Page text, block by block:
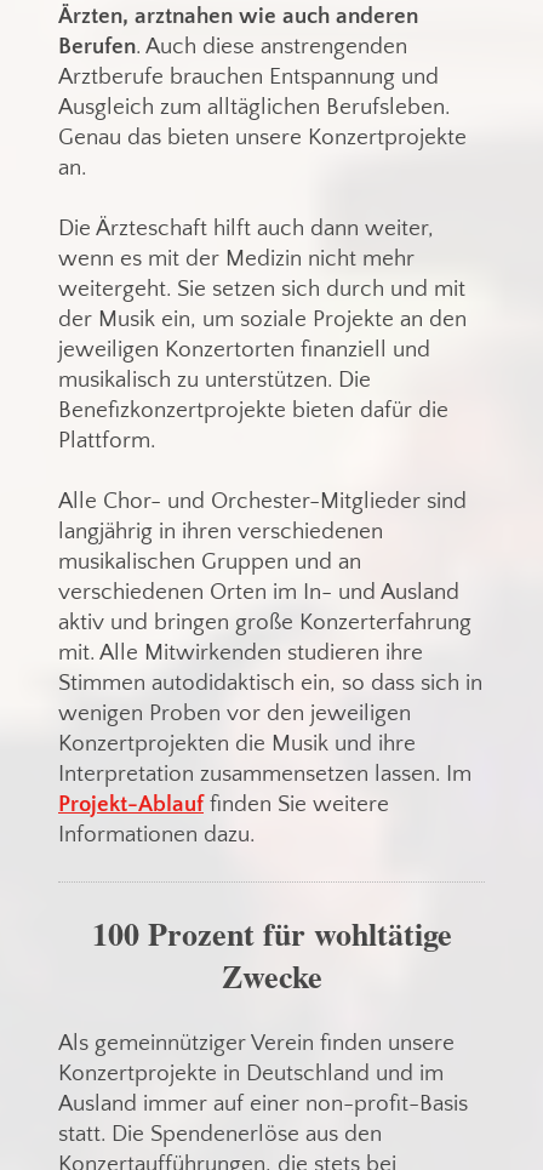
Ärzten, arztnahen wie auch anderen
Berufen. Auch diese anstrengenden
Arztberufe brauchen Entspannung und
Ausgleich zum alltäglichen Berufsleben.
Genau das bieten unsere Konzertprojekte
an.
Die Ärzteschaft hilft auch dann weiter,
wenn es mit der Medizin nicht mehr
weitergeht. Sie setzen sich durch und mit
der Musik ein, um soziale Projekte an den
jeweiligen Konzertorten finanziell und
musikalisch zu unterstützen. Die
Benefizkonzertprojekte bieten dafür die
Plattform.
Alle Chor- und Orchester-Mitglieder sind
langjährig in ihren verschiedenen
musikalischen Gruppen und an
verschiedenen Orten im In- und Ausland
aktiv und bringen große Konzerterfahrung
mit. Alle Mitwirkenden studieren ihre
Stimmen autodidaktisch ein, so dass sich in
wenigen Proben vor den jeweiligen
Konzertprojekten die Musik und ihre
Interpretation zusammensetzen lassen. Im
Projekt-Ablauffinden Sie weitere
Informationen dazu.
100 Prozent für wohltätige
Zwecke
Als gemeinnütziger Verein finden unsere
Konzertprojekte in Deutschland und im
Ausland immer auf einer non-profit-Basis
statt. Die Spendenerlöse aus den
Konzertaufführungen, die stets bei